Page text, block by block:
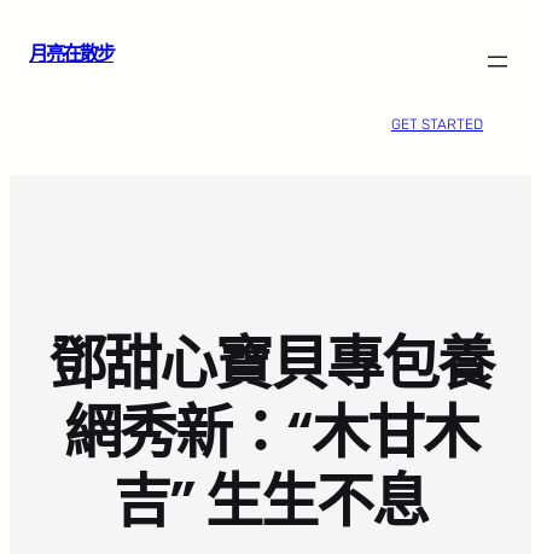
月亮在散步
GET STARTED
鄧甜心寶貝專包養
網秀新：“木甘木
吉” 生生不息